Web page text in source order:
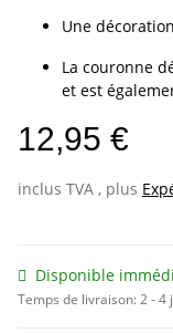
Une
La couronne
et est
12,95 €
inclus TVA , plus
Disponible
Temps de livraison:2 - 4